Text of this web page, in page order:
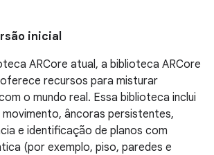
inicial
ARCore atual, a biblioteca ARCore
recursos para misturar
o mundo real. Essa biblioteca inclui
âncoras persistentes,
e identificação de planos com
(por exemplo, piso, paredes e